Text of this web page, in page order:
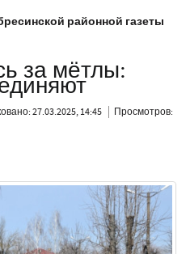
районной газеты
за мётлы:
27.03.2025, 14:45
Просмотров: